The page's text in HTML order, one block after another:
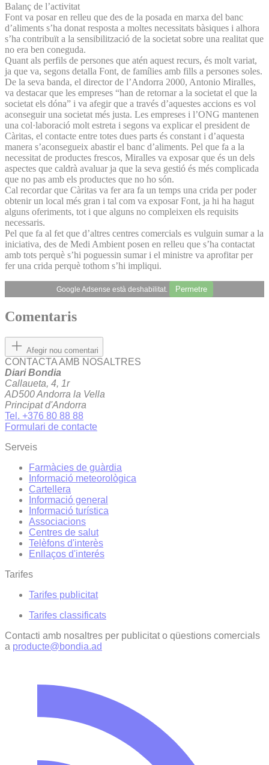
Balanç de l’activitat
Font va posar en relleu que des de la posada en marxa del banc
d’aliments s’ha donat resposta a moltes necessitats bàsiques i alhora
s’ha contribuït a la sensibilització de la societat sobre una realitat que
no era ben coneguda.
Quant als perfils de persones que atén aquest recurs, és molt variat,
ja que va, segons detalla Font, de famílies amb fills a persones soles.
De la seva banda, el director de l’Andorra 2000, Antonio Miralles,
va destacar que les empreses “han de retornar a la societat el que la
societat els dóna” i va afegir que a través d’aquestes accions es vol
aconseguir una societat més justa. Les empreses i l’ONG mantenen
una col·laboració molt estreta i segons va explicar el president de
Càritas, el contacte entre totes dues parts és constant i d’aquesta
manera s’aconsegueix abastir el banc d’aliments. Pel que fa a la
necessitat de productes frescos, Miralles va exposar que és un dels
aspectes que caldrà avaluar ja que la seva gestió és més complicada
que no pas amb els productes que no ho són.
Cal recordar que Càritas va fer ara fa un temps una crida per poder
obtenir un local més gran i tal com va exposar Font, ja hi ha hagut
alguns oferiments, tot i que alguns no compleixen els requisits
necessaris.
Pel que fa al fet que d’altres centres comercials es vulguin sumar a la
iniciativa, des de Medi Ambient posen en relleu que s’ha contactat
amb tots perquè s’hi poguessin sumar i el ministre va aprofitar per
fer una crida perquè tothom s’hi impliqui.
Google Adsense està deshabilitat. Permetre
Comentaris
Afegir nou comentari
CONTACTA AMB NOSALTRES
Diari Bondia
Callaueta, 4, 1r
AD500 Andorra la Vella
Principat d'Andorra
Tel. +376 80 88 88
Formulari de contacte
Serveis
Farmàcies de guàrdia
Informació meteorològica
Cartellera
Informació general
Informació turística
Associacions
Centres de salut
Telèfons d'interès
Enllaços d'interés
Tarifes
Tarifes publicitat
Tarifes classificats
Contacti amb nosaltres per publicitat o qüestions comercials
a producte@bondia.ad